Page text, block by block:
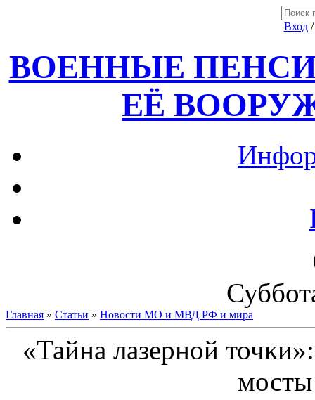
Вход
ВОЕННЫЕ
ЕЁ
Главная » Статьи » Новости МО и МВД РФ и мира
«Тайна лазерной